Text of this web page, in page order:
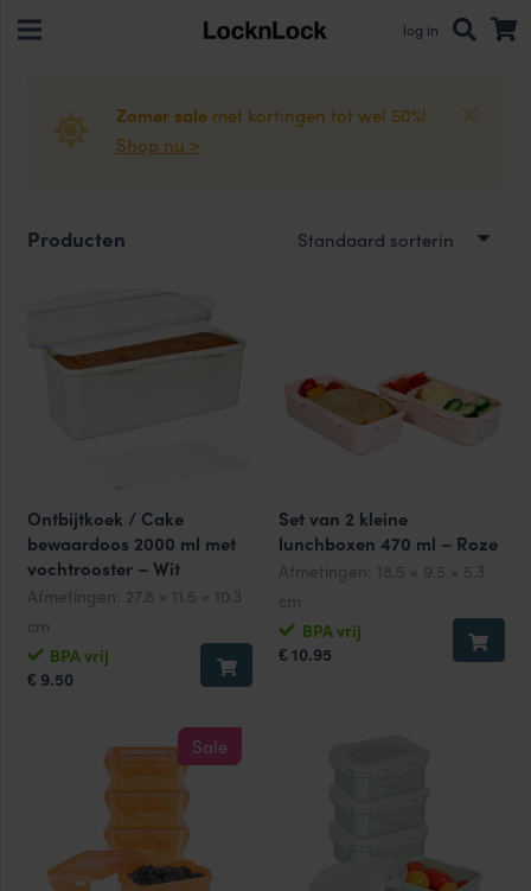
log in
Zomer salemet kortingen tot wel 50%!
Shop nu >
Producten
Ontbijtkoek / Cake
bewaardoos 2000 ml met
vochtrooster – Wit
Afmetingen: 27.8 × 11.5 × 10.3
cm
BPA vrij
€ 9.50
Set van 2 kleine
lunchboxen 470 ml – Roze
Afmetingen:
18.5 × 9.5 × 5.3
cm
BPA vrij
€ 10.95
Sale